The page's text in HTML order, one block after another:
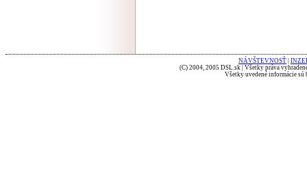
NÁVŠTEVNOSŤ
(C) 2004, 2005 DSL.sk | Všetky práva
Všetky uvedené informácie sú